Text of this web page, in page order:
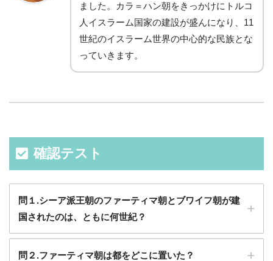
ました。カラ＝ハン朝をきっかけにトルコ
人イスラーム国家の建設が盛んになり、11
世紀のイスラーム世界の中心的な民族とな
っていきます。
確認テスト
問１.シーア派王朝のファーティマ朝とブワイフ朝が建
国されたのは、ともに何世紀？
問２.ファーティマ朝は都をどこに置いた？